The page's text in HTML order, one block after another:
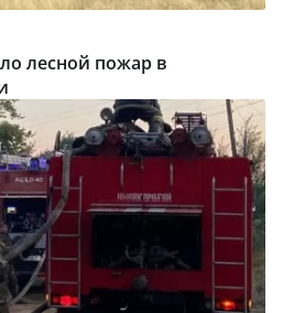
лесной пожар в